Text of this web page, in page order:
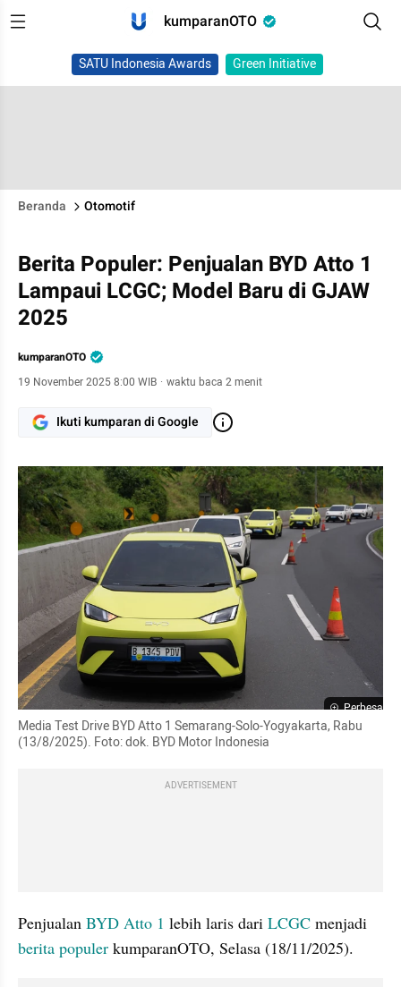
kumparanOTO
SATU Indonesia Awards Green Initiative
Beranda Otomotif
Berita Populer: Penjualan BYD Atto 1
Lampaui LCGC; Model Baru di GJAW
2025
kumparanOTO
19 November 2025 8:00 WIB · waktu baca 2 menit
Ikuti kumparan di Google
Perbesar
Media Test Drive BYD Atto 1 Semarang-Solo-Yogyakarta, Rabu
(13/8/2025). Foto: dok. BYD Motor Indonesia
ADVERTISEMENT
Penjualan BYD Atto 1 lebih laris dari LCGC
berita populer kumparanOTO, Selasa (18/11/2025).